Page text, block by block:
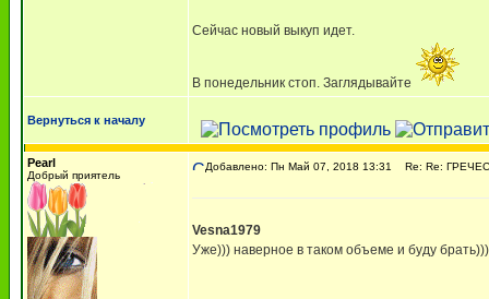
Сейчас новый выкуп идет.
В понедельник стоп. Заглядывайте
Вернуться к началу
Pearl
Добрый приятель
Добавлено: Пн Май 07, 2018 13:31 Re: Re:
Vesna1979
Уже))) наверное в таком объеме и буду брать)))